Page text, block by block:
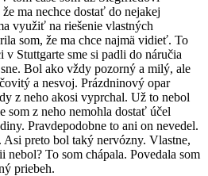
ma nechce dostať do nejakej
využiť na riešenie vlastných
som, že ma chce najmä vidieť. To
v Stuttgarte sme si padli do náručia
Bol ako vždy pozorný a milý, ale
a nesvoj. Prázdninový opar
z neho akosi vyprchal. Už to nebol
som z neho nemohla dostať účel
Pravdepodobne to ani on nevedel.
preto bol taký nervózny. Vlastne,
To som chápala. Povedala som
priebeh.